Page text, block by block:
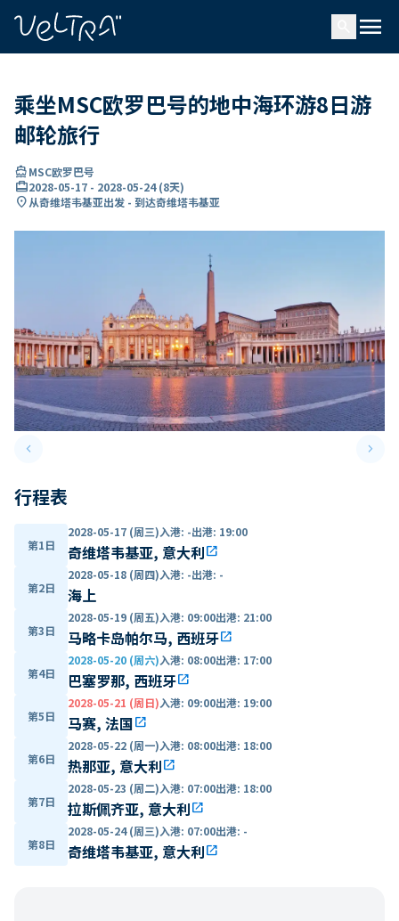
menu
乘坐MSC欧罗巴号的地中海环游8日游
邮轮旅行
directions_boatMSC欧罗巴号
card_travel2028-05-17 - 2028-05-24(8天)
location_on从奇维塔韦基亚出发 - 到达奇维塔韦基亚
keyboard_arrow_leftPrevious slide keyboard_arrow_right
行程表
第1日
2028-05-17 (周三)入港: -出港: 19:00
奇维塔韦基亚, 意大利open_in_new
第2日
2028-05-18 (周四)入港: -出港: -
海上
第3日
2028-05-19 (周五)入港: 09:00出港: 21:00
马略卡岛帕尔马, 西班牙open_in_new
第4日
2028-05-20 (周六)入港: 08:00出港: 17:00
巴塞罗那, 西班牙open_in_new
第5日
2028-05-21 (周日)入港: 09:00出港: 19:00
马赛, 法国open_in_new
第6日
2028-05-22 (周一)入港: 08:00出港: 18:00
热那亚, 意大利open_in_new
第7日
2028-05-23 (周二)入港: 07:00出港: 18:00
拉斯佩齐亚, 意大利open_in_new
第8日
2028-05-24 (周三)入港: 07:00出港: -
奇维塔韦基亚, 意大利open_in_new